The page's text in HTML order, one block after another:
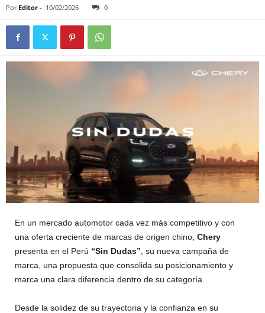
Por Editor - 10/02/2026 0
En un mercado automotor cada vez más competitivo y con
una oferta creciente de marcas de origen chino, Chery
presenta en el Perú “Sin Dudas” , su nueva campaña de
marca, una propuesta que consolida su posicionamiento y
marca una clara diferencia dentro de su categoría.
Desde la solidez de su trayectoria y la confianza en su